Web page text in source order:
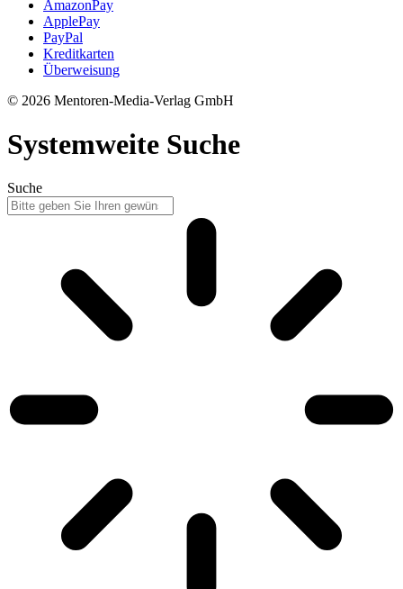
AmazonPay
ApplePay
PayPal
Kreditkarten
Überweisung
© 2026 Mentoren-Media-Verlag GmbH
Systemweite Suche
Suche